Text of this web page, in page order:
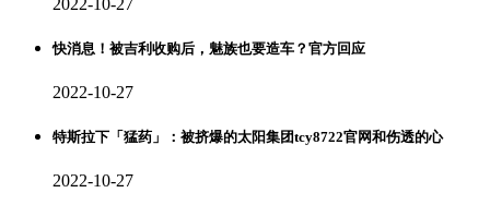
快消息！被吉利收购后，魅族也要造车？官方回应
2022-10-27
特斯拉下「猛药」：被挤爆的太阳集团tcy8722官网和伤透的心
2022-10-27